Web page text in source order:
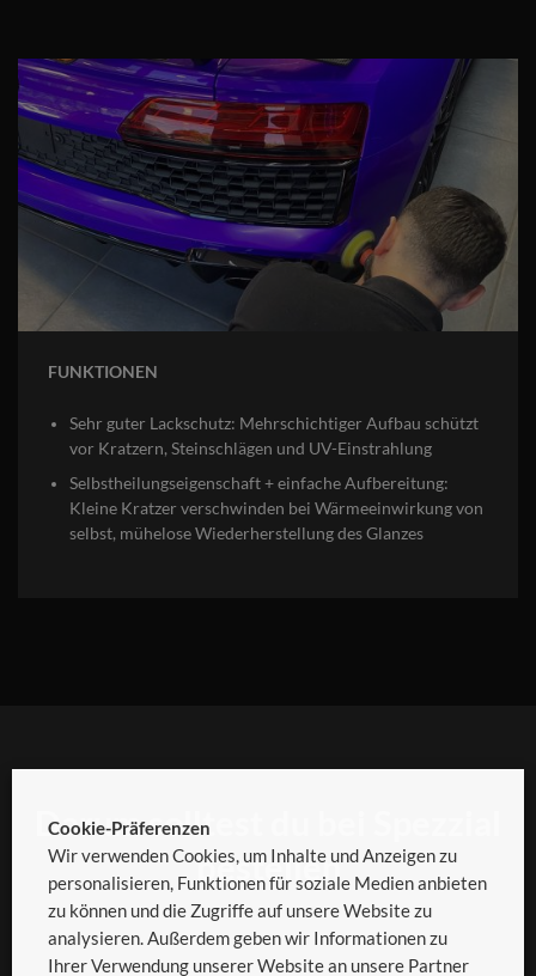
FUNKTIONEN
Sehr guter Lackschutz: Mehrschichtiger Aufbau schützt
vor Kratzern, Steinschlägen und UV-Einstrahlung
Selbstheilungseigenschaft + einfache Aufbereitung:
Kleine Kratzer verschwinden bei Wärmeeinwirkung von
selbst, mühelose Wiederherstellung des Glanzes
Darum solltest du bei Spezzial
bestellen
Cookie-Präferenzen
Wir verwenden Cookies, um Inhalte und Anzeigen zu
personalisieren, Funktionen für soziale Medien anbieten
zu können und die Zugriffe auf unsere Website zu
analysieren. Außerdem geben wir Informationen zu
Ihrer Verwendung unserer Website an unsere Partner